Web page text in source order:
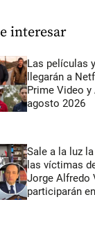
interesar
Las películas
llegarán a
Prime Video y
agosto 2026
Sale a la luz
las víctimas
Jorge Alfredo
participarán